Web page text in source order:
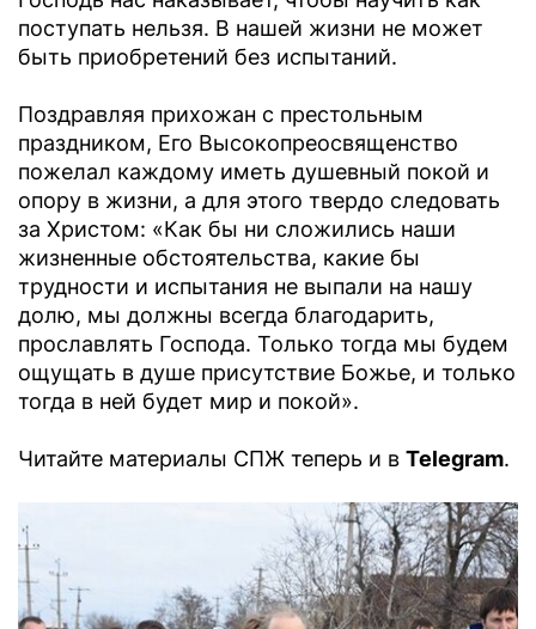
поступать нельзя. В нашей жизни не может
быть приобретений без испытаний.
Поздравляя прихожан с престольным
праздником, Его Высокопреосвященство
пожелал каждому иметь душевный покой и
опору в жизни, а для этого твердо следовать
за Христом: «Как бы ни сложились наши
жизненные обстоятельства, какие бы
трудности и испытания не выпали на нашу
долю, мы должны всегда благодарить,
прославлять Господа. Только тогда мы будем
ощущать в душе присутствие Божье, и только
тогда в ней будет мир и покой».
Читайте материалы СПЖ теперь и в Telegram.